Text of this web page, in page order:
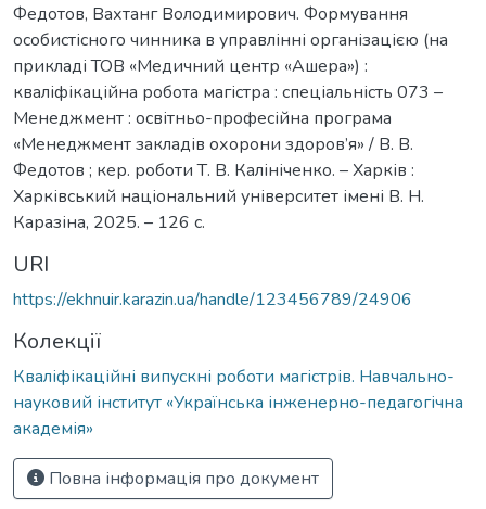
Федотов, Вахтанг Володимирович. Формування
особистісного чинника в управлінні організацією (на
прикладі ТОВ «Медичний центр «Ашера») :
кваліфікаційна робота магістра : спеціальність 073 –
Менеджмент : освітньо-професійна програма
«Менеджмент закладів охорони здоров’я» / В. В.
Федотов ; кер. роботи Т. В. Калініченко. – Харків :
Харківський національний університет імені В. Н.
Каразіна, 2025. – 126 с.
URI
https://ekhnuir.karazin.ua/handle/123456789/24906
Колекції
Кваліфікаційні випускні роботи магістрів. Навчально-
науковий інститут «Українська інженерно-педагогічна
академія»
Повна інформація про документ